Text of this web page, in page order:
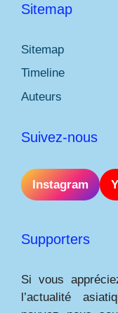
Sitemap
Sitemap
Timeline
Auteurs
Suivez-nous
Instagram
Supporters
Si vous
l’actualité